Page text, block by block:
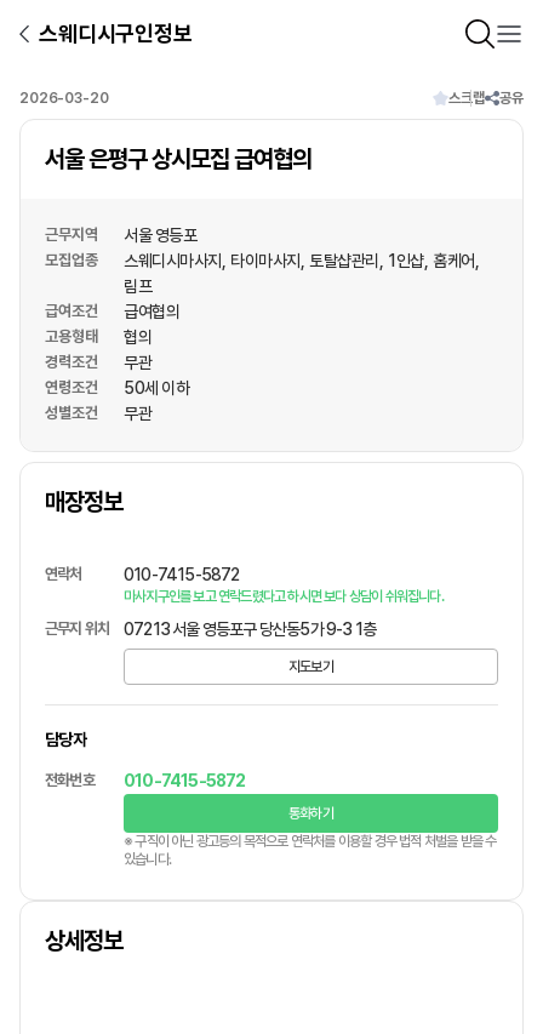
스웨디시구인정보
2026-03-20 스크랩 공유
서울 은평구 상시모집 급여협의
근무지역 서울 영등포
모집업종 스웨디시마사지 타이마사지 토탈샵관리 1인샵 홈케어
림프
급여조건 급여협의
고용형태 협의
경력조건 무관
연령조건 50세 이하
성별조건 무관
매장정보
상호명
연락처 010-7415-5872
마사지구인를 보고 연락드렸다고 하시면 보다 상담이 쉬워집니다.
근무지 위치 07213 서울 영등포구 당산동5가 9-3 1층
지도보기
담당자
전화번호 010-7415-5872
통화하기
※ 구직이 아닌 광고등의 목적으로 연락처를 이용할 경우 법적 처벌을 받을 수
있습니다.
상세정보